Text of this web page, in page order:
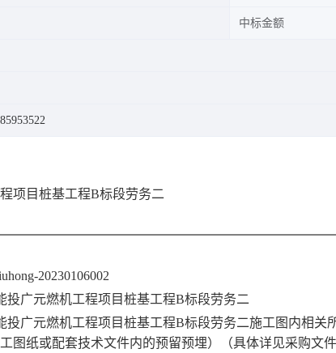
中标金额
项目桩基工程B标段劳务二
20230106002
投广元燃机工程项目桩基工程B标段劳务二
投广元燃机工程项目桩基工程B标段劳务二施工图内相关
图纸或配套技术文件内的预留预埋）（具体详见采购文件